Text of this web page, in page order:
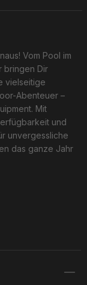
Vom Pool im
bringen Dir
vielseitige
Abenteuer –
Mit
und
unvergessliche
das ganze Jahr